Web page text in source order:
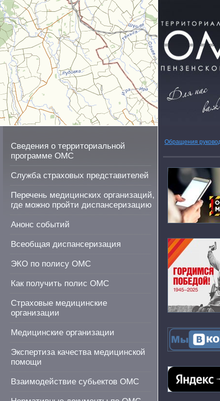
Сведения о территориальной
программе ОМС
Служба страховых представителей
Перечень медицинских организаций,
где можно пройти диспансеризацию
Анонс событий
Всеобщая диспансеризация
ЭКО по полису ОМС
Как получить полис ОМС
Страховые медицинские
организации
Медицинские организации
Экспертиза качества медицинской
помощи
Взаимодействие субьектов ОМС
Обращения